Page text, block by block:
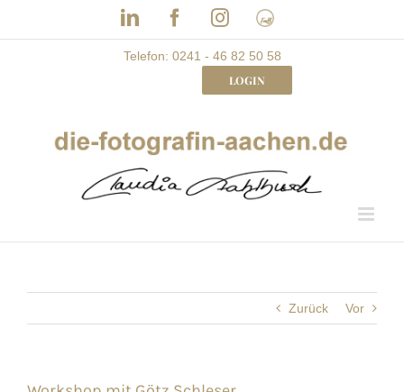
LinkedInFacebookInstagram
Frau
mit
Bizz
Telefon: 0241 - 46 82 50 58
LOGIN
Zurück Vor